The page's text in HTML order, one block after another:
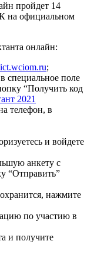
пройдет 14
на официальном
онлайн:
;
специальное поле
“Получить код
телефон, в
и войдете
анкету с
“Отправить”
нажмите
по участию в
и получите